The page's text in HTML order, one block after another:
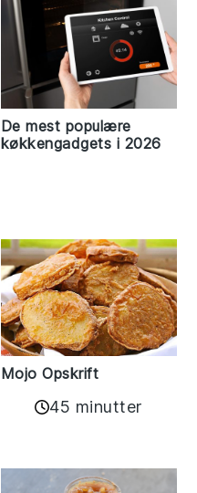
De mest populære
køkkengadgets i 2026
Mojo Opskrift
45 minutter